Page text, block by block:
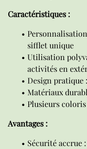
Caractéristiques :
sifflet unique
Utilisation
activités en
Design pratique
Matériaux
Plusieurs
Avantages :
Sécurité accrue